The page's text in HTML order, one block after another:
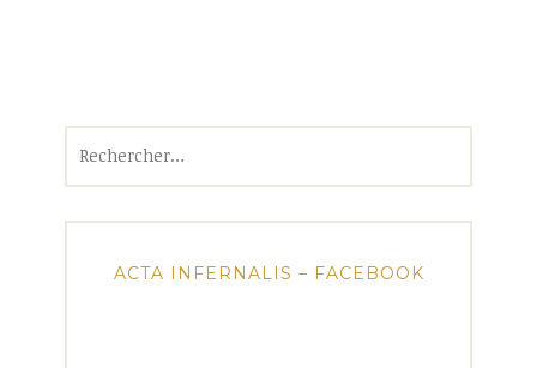
ACTA INFERNALIS – FACEBOOK